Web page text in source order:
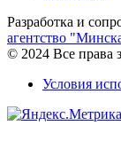
Разработка и
агентство
© 2024 Все права
Условия